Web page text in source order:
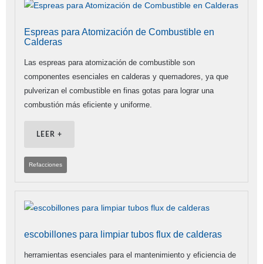
Espreas para Atomización de Combustible en
Calderas
Las espreas para atomización de combustible son
componentes esenciales en calderas y quemadores, ya que
pulverizan el combustible en finas gotas para lograr una
combustión más eficiente y uniforme.
LEER +
Refacciones
escobillones para limpiar tubos flux de calderas
herramientas esenciales para el mantenimiento y eficiencia de